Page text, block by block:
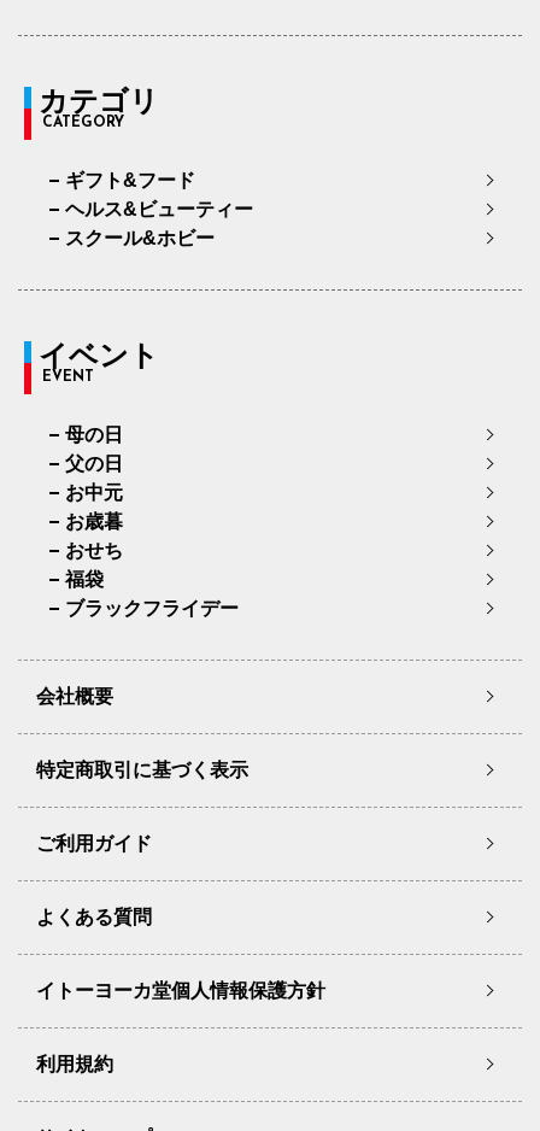
カテゴリ
CATEGORY
ギフト&フード
ヘルス&ビューティー
スクール&ホビー
イベント
EVENT
母の日
父の日
お中元
お歳暮
おせち
福袋
ブラックフライデー
会社概要
特定商取引に基づく表示
ご利用ガイド
よくある質問
イトーヨーカ堂個人情報保護方針
利用規約